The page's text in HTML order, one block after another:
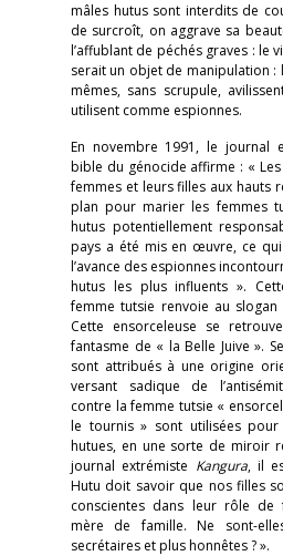
mâles hutus sont interdits de
de surcroît, on aggrave sa
l’affublant de péchés graves : le
serait un objet de manipulation :
mêmes, sans scrupule,
utilisent comme espionnes.
En novembre 1991, le journal
bible du génocide affirme : «
femmes et leurs filles aux hauts
plan pour marier les femmes
hutus potentiellement
pays a été mis en œuvre, ce
l’avance des espionnes
hutus les plus influents ».
femme tutsie renvoie au slogan
Cette ensorceleuse se
fantasme de « la Belle Juive ».
sont attribués à une origine
versant sadique de
contre la femme tutsie «
le tournis » sont utilisées
hutues, en une sorte de miroir
journal extrémiste Kangura, il
Hutu doit savoir que nos filles
conscientes dans leur rôle de
mère de famille. Ne sont-
secrétaires et plus honnêtes ? ».